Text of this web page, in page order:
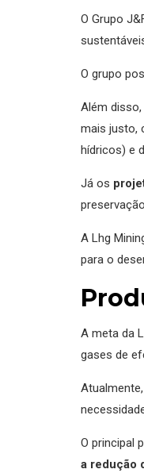
O Grupo
O grupo
Além
mais justo,
hídricos) e
Já os
A Lhg
para o
A meta da
gases de
O principal
a redução